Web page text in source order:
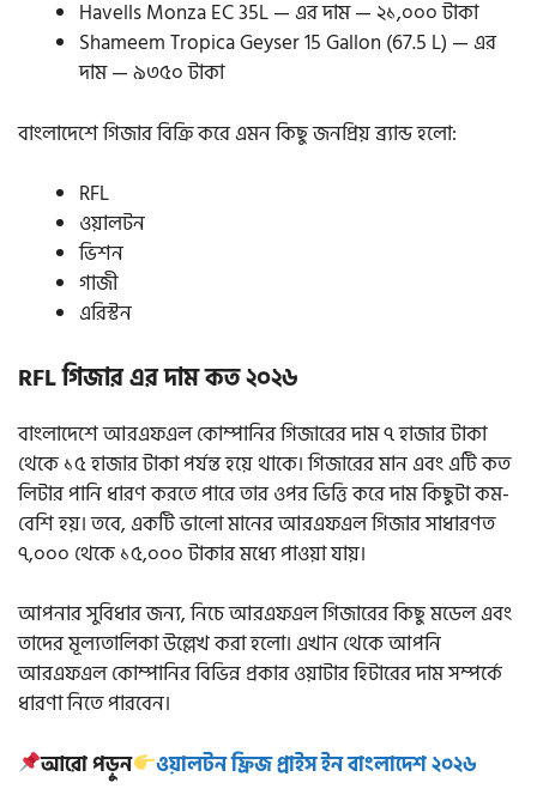
Havells Monza EC 35L — এর দাম — ২১,০০০ টাকা
Shameem Tropica Geyser 15 Gallon (67.5 L) — এর
দাম — ৯৩৫০ টাকা
বাংলাদেশে গিজার বিক্রি করে এমন কিছু জনপ্রিয় ব্র্যান্ড হলো:
RFL
ওয়ালটন
ভিশন
গাজী
এরিস্টন
RFL গিজার এর দাম কত ২০২৬
বাংলাদেশে আরএফএল কোম্পানির গিজারের দাম ৭ হাজার টাকা
থেকে ১৫ হাজার টাকা পর্যন্ত হয়ে থাকে। গিজারের মান এবং এটি কত
লিটার পানি ধারণ করতে পারে তার ওপর ভিত্তি করে দাম কিছুটা কম-
বেশি হয়। তবে, একটি ভালো মানের আরএফএল গিজার সাধারণত
৭,০০০ থেকে ১৫,০০০ টাকার মধ্যে পাওয়া যায়।
আপনার সুবিধার জন্য, নিচে আরএফএল গিজারের কিছু মডেল এবং
তাদের মূল্যতালিকা উল্লেখ করা হলো। এখান থেকে আপনি
আরএফএল কোম্পানির বিভিন্ন প্রকার ওয়াটার হিটারের দাম সম্পর্কে
ধারণা নিতে পারবেন।
আরো পড়ুন
ওয়ালটন ফ্রিজ প্রাইস ইন বাংলাদেশ ২০২৬